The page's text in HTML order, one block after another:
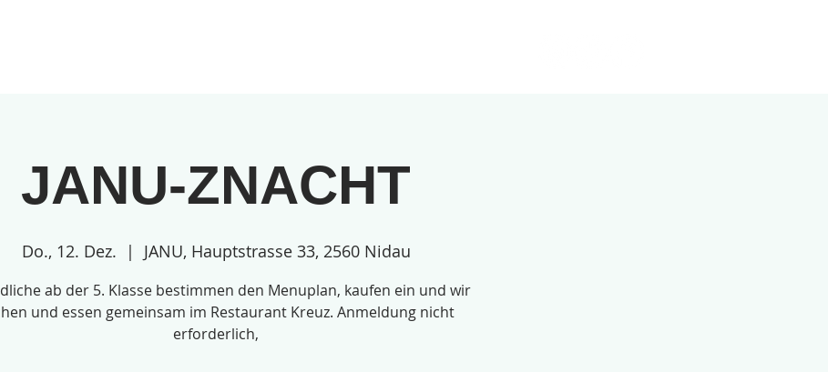
JANU-ZNACHT
Do., 12. Dez.
  |
JANU, Hauptstrasse 33, 2560 Nidau
ab der 5. Klasse bestimmen den Menuplan, kaufen ein und wir
und essen gemeinsam im Restaurant Kreuz. Anmeldung nicht
erforderlich,